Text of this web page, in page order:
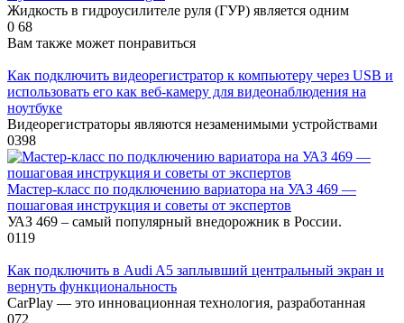
Жидкость в гидроусилителе руля (ГУР) является одним
0 68
Вам также может понравиться
Как подключить видеорегистратор к компьютеру через USB и
использовать его как веб-камеру для видеонаблюдения на
ноутбуке
Видеорегистраторы являются незаменимыми устройствами
0398
Мастер-класс по подключению вариатора на УАЗ 469 —
пошаговая инструкция и советы от экспертов
УАЗ 469 – самый популярный внедорожник в России.
0119
Как подключить в Audi A5 заплывший центральный экран и
вернуть функциональность
CarPlay — это инновационная технология, разработанная
072